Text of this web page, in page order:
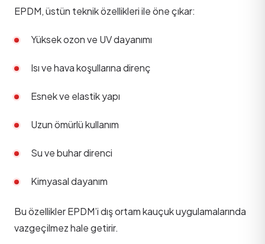
EPDM, üstün teknik özellikleri ile öne çıkar:
Yüksek ozon ve UV dayanımı
Isı ve hava koşullarına direnç
Esnek ve elastik yapı
Uzun ömürlü kullanım
Su ve buhar direnci
Kimyasal dayanım
Bu özellikler EPDM’i dış ortam kauçuk uygulamalarında
vazgeçilmez hale getirir.